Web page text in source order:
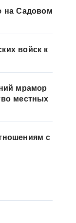
на Садовом
войск к
мрамор
местных
с